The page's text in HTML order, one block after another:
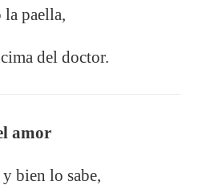
la paella,
del doctor.
amor
bien lo sabe,